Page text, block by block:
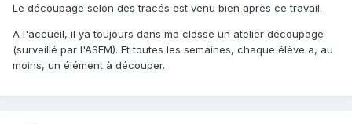
Le découpage selon des tracés est venu bien après ce travail.
A l'accueil, il ya toujours dans ma classe un atelier découpage
(surveillé par l'ASEM). Et toutes les semaines, chaque élève a, au
moins, un élément à découper.